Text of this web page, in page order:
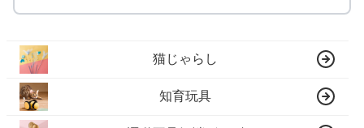
猫じゃらし
知育玩具